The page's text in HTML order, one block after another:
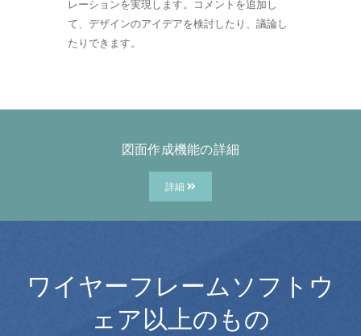
レーションを実現します。コメントを追加し
て、デザインのアイデアを検討したり、議論し
たりできます。
図面作成機能の詳細
詳細
ワイヤーフレームソフトウ
ェア以上のもの